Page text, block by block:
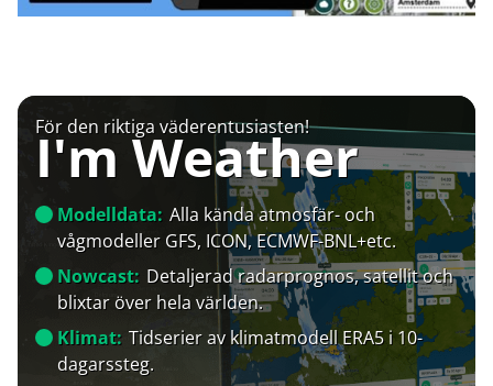
För den riktiga väderentusiasten!
I'm Weather
Modelldata: Alla kända atmosfär- och
vågmodeller GFS, ICON, ECMWF-BNL+etc.
Nowcast: Detaljerad radarprognos, satellit och
blixtar över hela världen.
Klimat: Tidserier av klimatmodell ERA5 i 10-
dagarssteg.